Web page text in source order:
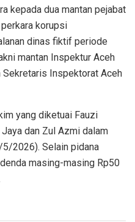
kepada dua mantan pejabat
korupsi
dinas fiktif periode
mantan Inspektur Aceh
Sekretaris Inspektorat Aceh
yang diketuai Fauzi
dan Zul Azmi dalam
2026). Selain pidana
masing-masing Rp50